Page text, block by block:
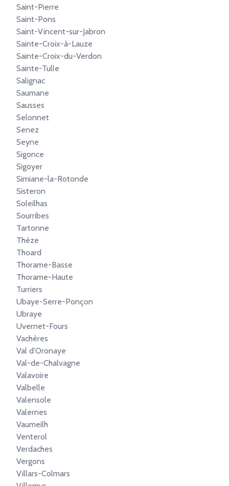
Saint-Pierre
Saint-Pons
Saint-Vincent-sur-Jabron
Sainte-Croix-à-Lauze
Sainte-Croix-du-Verdon
Sainte-Tulle
Salignac
Saumane
Sausses
Selonnet
Senez
Seyne
Sigonce
Sigoyer
Simiane-la-Rotonde
Sisteron
Soleilhas
Sourribes
Tartonne
Thèze
Thoard
Thorame-Basse
Thorame-Haute
Turriers
Ubaye-Serre-Ponçon
Ubraye
Uvernet-Fours
Vachères
Val d'Oronaye
Val-de-Chalvagne
Valavoire
Valbelle
Valensole
Valernes
Vaumeilh
Venterol
Verdaches
Vergons
Villars-Colmars